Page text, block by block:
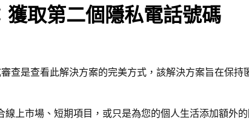
FlashGet Finder
取第二個隱私電話號碼
查是查看此解決方案的完美方式，該解決方案旨在保持
上市場、短期項目，或只是為您的個人生活添加額外